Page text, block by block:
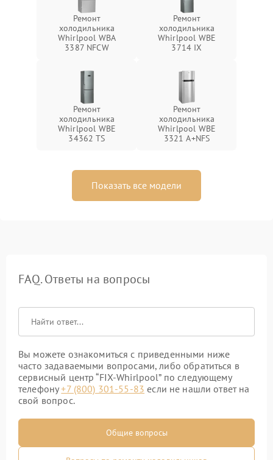
Ремонт
холодильника
Whirlpool WBA
3387 NFCW
Ремонт
холодильника
Whirlpool WBE
3714 IX
Ремонт
холодильника
Whirlpool WBE
34362 TS
Ремонт
холодильника
Whirlpool WBE
3321 A+NFS
Показать все модели
FAQ. Ответы на вопросы
Вы можете ознакомиться с приведенными ниже
часто задаваемыми вопросами, либо обратиться в
сервисный центр “FIX-Whirlpool” по следующему
телефону+7 (800) 301-55-83 если не нашли ответ на
свой вопрос.
Общие вопросы